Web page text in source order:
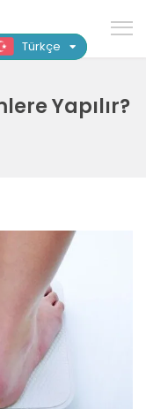
Türkçe
Yapılır?